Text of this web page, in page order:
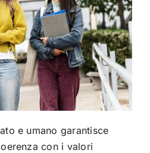
e umano garantisce
con i valori